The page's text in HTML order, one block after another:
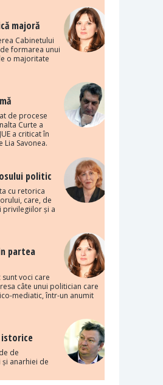
majoră
Cabinetului
formarea unui
o majoritate
de procese
Curte a
a criticat în
Savonea.
politic
cu retorica
care, de
privilegiilor și a
partea
voci care
câte unui politician care
mediatic, într-un anumit
istorice
de
anarhiei de